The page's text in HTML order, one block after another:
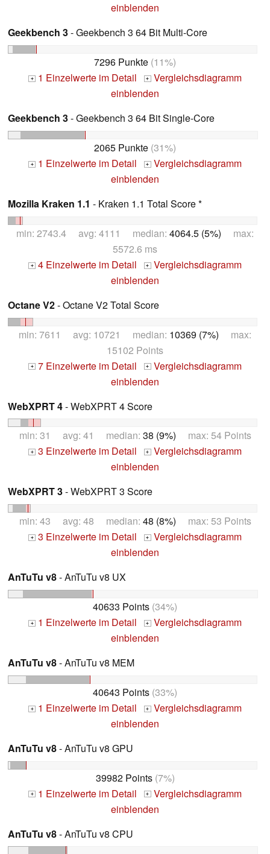
einblenden
Geekbench 3- Geekbench 3 64 Bit Multi-Core
7296 Punkte (11%)
+ 1 Einzelwerte im Detail + Vergleichsdiagramm
einblenden
Geekbench 3- Geekbench 3 64 Bit Single-Core
2065 Punkte (31%)
+ 1 Einzelwerte im Detail + Vergleichsdiagramm
einblenden
Mozilla Kraken 1.1 - Kraken 1.1 Total Score *
min: 2743.4 avg: 4111 median: 4064.5 (5%) max:
5572.6 ms
+ 4 Einzelwerte im Detail + Vergleichsdiagramm
einblenden
Octane V2- Octane V2 Total Score
min: 7611 avg: 10721 median: 10369 (7%) max:
15102 Points
+ 7 Einzelwerte im Detail + Vergleichsdiagramm
einblenden
WebXPRT 4- WebXPRT 4 Score
min: 31 avg: 41 median: 38 (9%) max: 54 Points
+ 3 Einzelwerte im Detail + Vergleichsdiagramm
einblenden
WebXPRT 3- WebXPRT 3 Score
min: 43 avg: 48 median: 48 (8%) max: 53 Points
+ 3 Einzelwerte im Detail + Vergleichsdiagramm
einblenden
AnTuTu v8- AnTuTu v8 UX
40633 Points (34%)
+ 1 Einzelwerte im Detail + Vergleichsdiagramm
einblenden
AnTuTu v8- AnTuTu v8 MEM
40643 Points (33%)
+ 1 Einzelwerte im Detail + Vergleichsdiagramm
einblenden
AnTuTu v8- AnTuTu v8 GPU
39982 Points(7%)
+ 1 Einzelwerte im Detail + Vergleichsdiagramm
einblenden
AnTuTu v8- AnTuTu v8 CPU